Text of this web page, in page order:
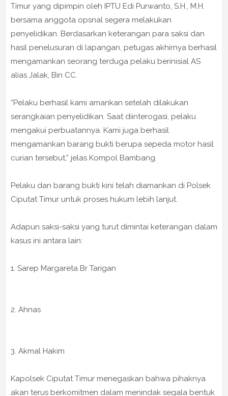
Timur yang dipimpin oleh IPTU Edi Purwanto, S.H., M.H.
bersama anggota opsnal segera melakukan
penyelidikan. Berdasarkan keterangan para saksi dan
hasil penelusuran di lapangan, petugas akhirnya berhasil
mengamankan seorang terduga pelaku berinisial AS
alias Jalak, Bin CC.
“Pelaku berhasil kami amankan setelah dilakukan
serangkaian penyelidikan. Saat diinterogasi, pelaku
mengakui perbuatannya. Kami juga berhasil
mengamankan barang bukti berupa sepeda motor hasil
curian tersebut,” jelas Kompol Bambang.
Pelaku dan barang bukti kini telah diamankan di Polsek
Ciputat Timur untuk proses hukum lebih lanjut.
Adapun saksi-saksi yang turut dimintai keterangan dalam
kasus ini antara lain:
1. Sarep Margareta Br Tarigan
2. Ahnas
3. Akmal Hakim
Kapolsek Ciputat Timur menegaskan bahwa pihaknya
akan terus berkomitmen dalam menindak segala bentuk